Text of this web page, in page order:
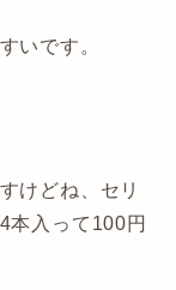
いです。
けどね、セリ
本入って100円